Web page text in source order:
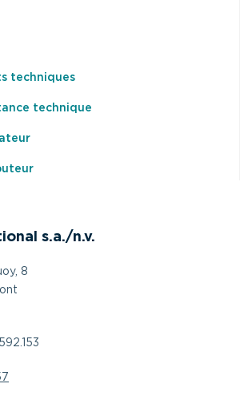
techniques
technique
s.a./n.v.
8